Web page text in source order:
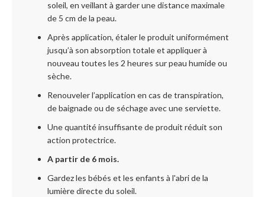
soleil, en veillant à garder une distance maximale
de 5 cm de la peau.
Après application, étaler le produit uniformément
jusqu’à son absorption totale et appliquer à
nouveau toutes les 2 heures sur peau humide ou
sèche.
Renouveler l’application en cas de transpiration,
de baignade ou de séchage avec une serviette.
Une quantité insuffisante de produit réduit son
action protectrice.
A partir de 6 mois.
Gardez les bébés et les enfants à l'abri de la
lumière directe du soleil.